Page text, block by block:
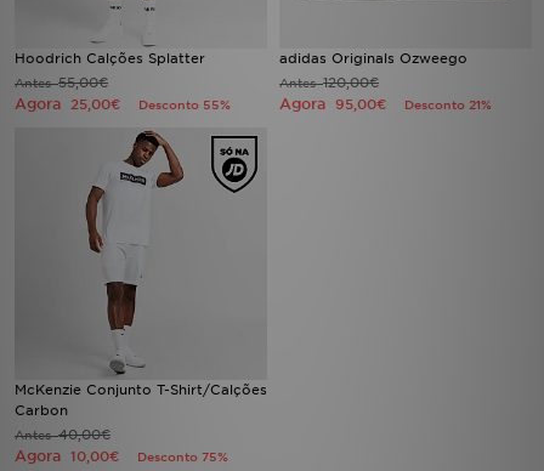
Hoodrich Calções Splatter
Antes55,00€
Agora 25,00€ Desconto 55%
adidas Originals Ozweego
Antes120,00€
Agora 95,00€ Desconto 21%
McKenzie Conjunto T-Shirt/Calções
Carbon
Antes40,00€
Agora 10,00€ Desconto 75%